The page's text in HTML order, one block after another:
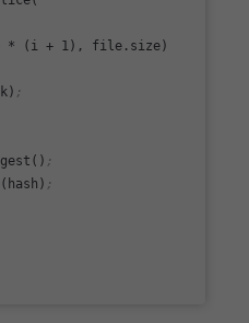
* (i + 1), file.size)
;
;
;